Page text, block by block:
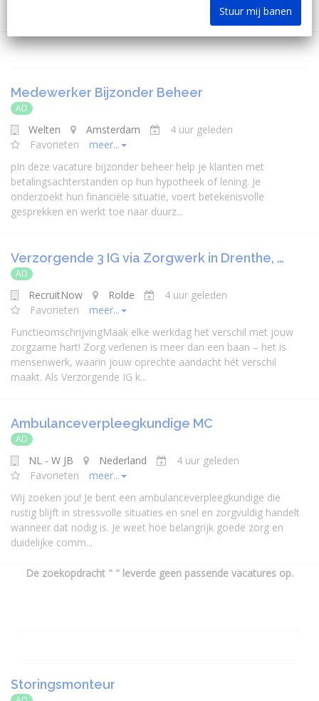
Medewerker Bijzonder Beheer
AD
Welten Amsterdam
4 uur geleden
Favorieten
meer...
pIn deze vacature bijzonder beheer help je klanten met
betalingsachterstanden op hun hypotheek of lening. Je
onderzoekt hun financiële situatie, voert betekenisvolle
gesprekken en werkt toe naar duurz...
Verzorgende 3 IG via Zorgwerk in Drenthe, …
AD
RecruitNow Rolde
4 uur geleden
Favorieten
meer...
FunctieomschrijvingMaak elke werkdag het verschil met jouw
zorgzame hart! Zorg verlenen is meer dan een baan – het is
mensenwerk, waarin jouw oprechte aandacht hét verschil
maakt. Als Verzorgende IG k...
Ambulanceverpleegkundige MC
AD
NL - W JB Nederland
4 uur geleden
Favorieten
meer...
Wij zoeken jou! Je bent een ambulanceverpleegkundige die
rustig blijft in stressvolle situaties en snel en zorgvuldig handelt
wanneer dat nodig is. Je weet hoe belangrijk goede zorg en
duidelijke comm...
De zoekopdracht " " leverde geen passende vacatures op.
Storingsmonteur
Stuur mij banen